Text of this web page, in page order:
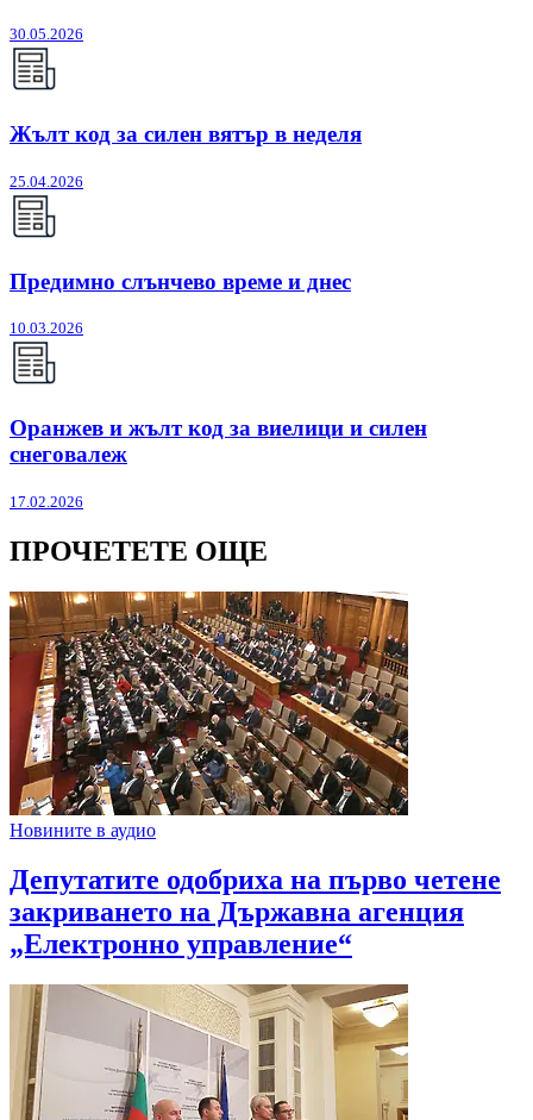
30.05.2026
Жълт код за силен вятър в неделя
25.04.2026
Предимно слънчево време и днес
10.03.2026
Оранжев и жълт код за виелици и силен
снеговалеж
17.02.2026
ПРОЧЕТЕТЕ ОЩЕ
Новините в аудио
Депутатите одобриха на първо четене
закриването на Държавна агенция
„Електронно управление“